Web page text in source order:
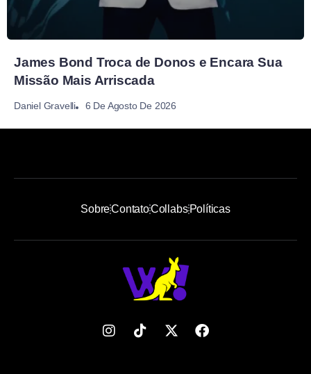
James Bond Troca de Donos e Encara Sua
Missão Mais Arriscada
Daniel Gravelli 6 De Agosto De 2026
SobreContatoCollabsPolíticas